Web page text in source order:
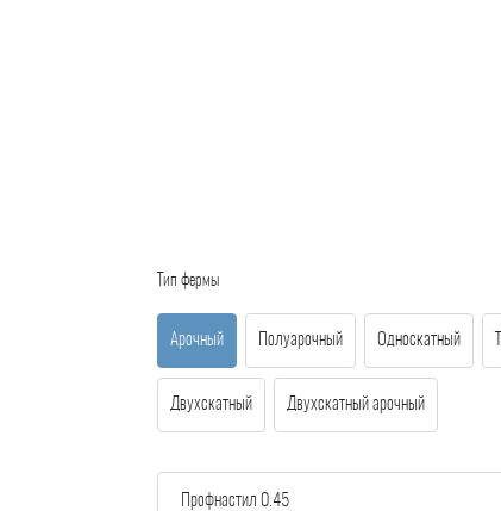
Тип фермы
Арочный Полуарочный Односкатный
Двухскатный Двухскатный арочный